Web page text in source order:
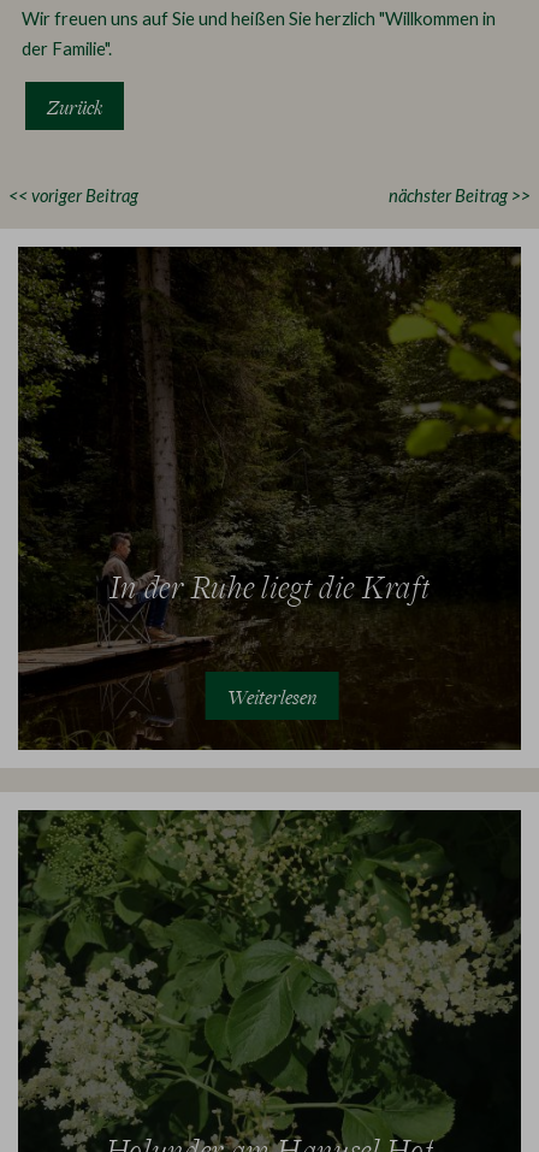
Wir freuen uns auf Sie und heißen Sie herzlich "Willkommen in
der Familie".
Zurück
<< voriger Beitrag nächster Beitrag >>
In der Ruhe liegt die Kraft
Weiterlesen